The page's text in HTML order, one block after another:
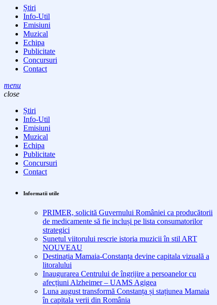
Știri
Info-Util
Emisiuni
Muzical
Echipa
Publicitate
Concursuri
Contact
menu
close
Știri
Info-Util
Emisiuni
Muzical
Echipa
Publicitate
Concursuri
Contact
Informatii utile
PRIMER, solicită Guvernului României ca producătorii
de medicamente să fie incluși pe lista consumatorilor
strategici
Sunetul viitorului rescrie istoria muzicii în stil ART
NOUVEAU
Destinația Mamaia-Constanța devine capitala vizuală a
litoralului
Inaugurarea Centrului de îngrijire a persoanelor cu
afecțiuni Alzheimer – UAMS Agigea
Luna august transformă Constanța și stațiunea Mamaia
în capitala verii din România